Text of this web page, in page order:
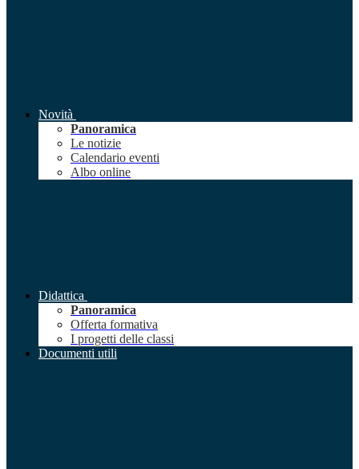
Novità
Panoramica
Le notizie
Calendario eventi
Albo online
Didattica
Panoramica
Offerta formativa
I progetti delle classi
Documenti utili